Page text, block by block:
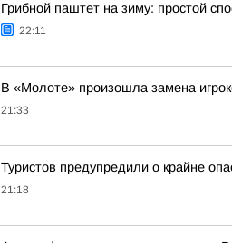
Грибной паштет на зиму: простой
22:11
В «Молоте» произошла замена
21:33
Туристов предупредили о крайне
21:18